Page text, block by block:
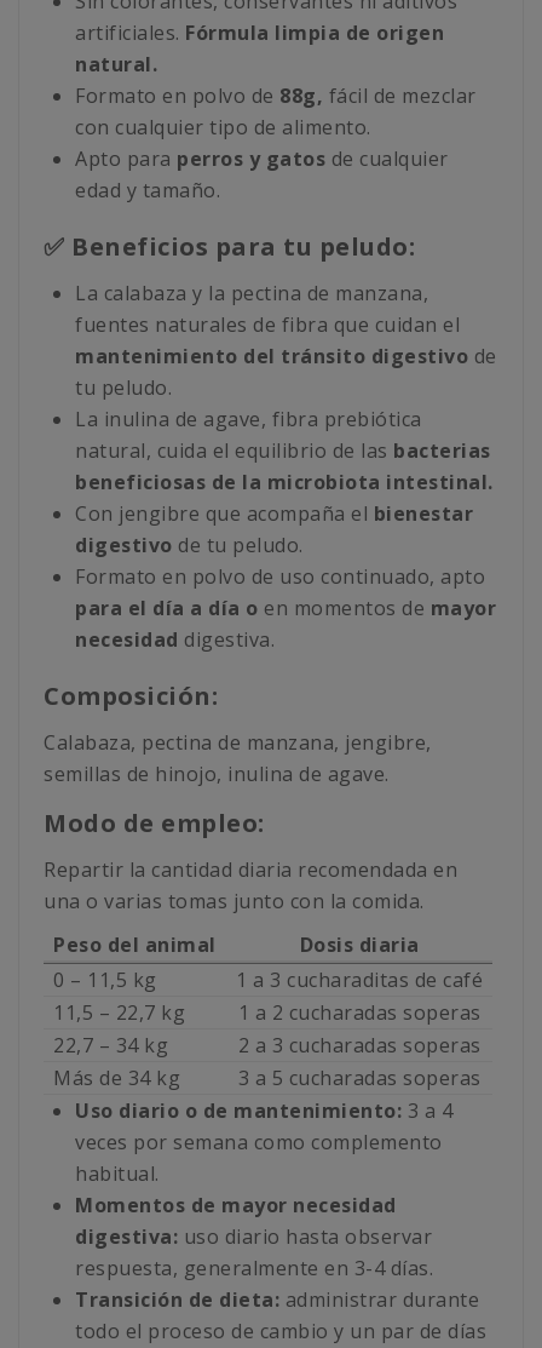
artificiales. Fórmula limpia de origen
natural.
Formato en polvo de 88g, fácil de mezclar
con cualquier tipo de alimento.
Apto para perros y gatos de cualquier
edad y tamaño.
✅ Beneficios para tu peludo:
La calabaza y la pectina de manzana,
fuentes naturales de fibra que cuidan el
mantenimiento del tránsito digestivo de
tu peludo.
La inulina de agave, fibra prebiótica
natural, cuida el equilibrio de las bacterias
beneficiosas de la microbiota intestinal.
Con jengibre que acompaña el bienestar
digestivo de tu peludo.
Formato en polvo de uso continuado, apto
para el día a día o en momentos de mayor
necesidad digestiva.
Composición:
Calabaza, pectina de manzana, jengibre,
semillas de hinojo, inulina de agave.
Modo de empleo:
Repartir la cantidad diaria recomendada en
una o varias tomas junto con la comida.
Peso del animal
Dosis diaria
0 – 11,5 kg
1 a 3 cucharaditas de café
11,5 – 22,7 kg
1 a 2 cucharadas soperas
22,7 – 34 kg
2 a 3 cucharadas soperas
Más de 34 kg
3 a 5 cucharadas soperas
Uso diario o de mantenimiento: 3 a 4
veces por semana como complemento
habitual.
Momentos de mayor necesidad
digestiva: uso diario hasta observar
respuesta, generalmente en 3-4 días.
Transición de dieta: administrar durante
todo el proceso de cambio y un par de días